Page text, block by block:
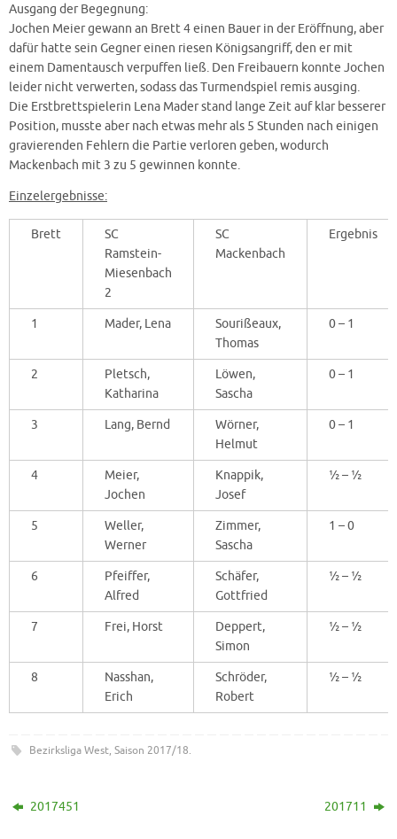
Ausgang der Begegnung:
Jochen Meier gewann an Brett 4 einen Bauer in der Eröffnung, aber
dafür hatte sein Gegner einen riesen Königsangriff, den er mit
einem Damentausch verpuffen ließ. Den Freibauern konnte Jochen
leider nicht verwerten, sodass das Turmendspiel remis ausging.
Die Erstbrettspielerin Lena Mader stand lange Zeit auf klar besserer
Position, musste aber nach etwas mehr als 5 Stunden nach einigen
gravierenden Fehlern die Partie verloren geben, wodurch
Mackenbach mit 3 zu 5 gewinnen konnte.
Einzelergebnisse:
Brett
SC
Ramstein-
Miesenbach
2
SC
Mackenbach
Ergebnis
1 Mader, Lena
Sourißeaux,
Thomas
0 – 1
2
Pletsch,
Katharina
Löwen,
Sascha
0 – 1
3 Lang, Bernd
Wörner,
Helmut
0 – 1
4
Meier,
Jochen
Knappik,
Josef
½ – ½
5
Weller,
Werner
Zimmer,
Sascha
1 – 0
6
Pfeiffer,
Alfred
Schäfer,
Gottfried
½ – ½
7 Frei, Horst
Deppert,
Simon
½ – ½
8
Nasshan,
Erich
Schröder,
Robert
½ – ½
Bezirksliga West, Saison 2017/18.
2017451 201711